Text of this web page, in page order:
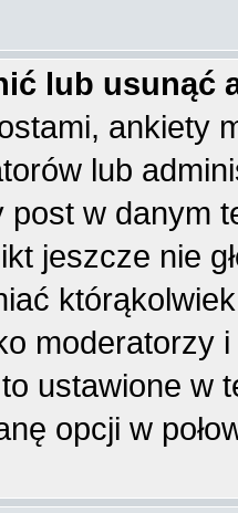
lub usunąć
ankiety
lub
post w danym
jeszcze nie
moderatorzy
ustawione w
opcji w